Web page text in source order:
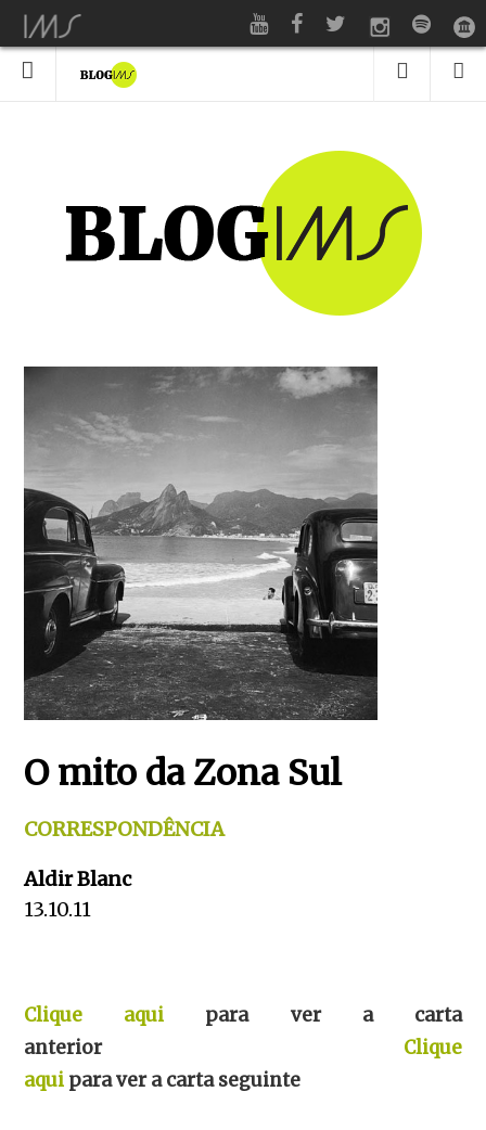
O mito da Zona Sul
CORRESPONDÊNCIA
Aldir Blanc
13.10.11
Clique aqui para ver a carta
anterior Clique
aqui para ver a carta seguinte